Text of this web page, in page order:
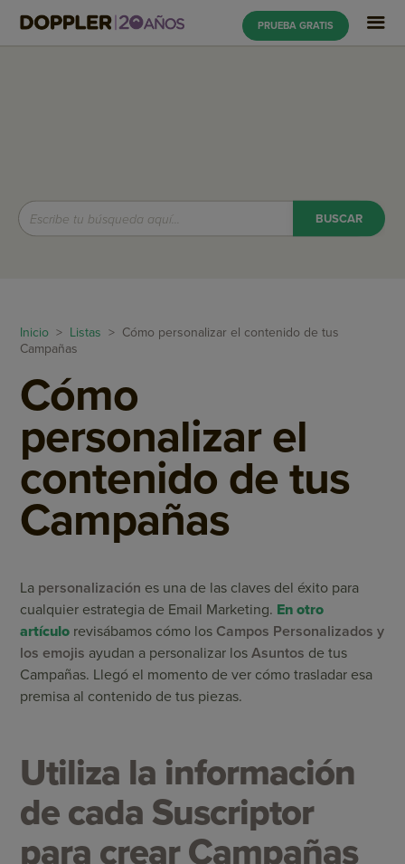
PRUEBA GRATIS
Inicio > Listas > Cómo personalizar el contenido de tus
Campañas
Cómo
personalizar el
contenido de tus
Campañas
La personalización es una de las claves del éxito para
cualquier estrategia de Email Marketing. En otro
artículo revisábamos cómo los Campos Personalizados y
los emojis ayudan a personalizar losAsuntos de tus
Campañas. Llegó el momento de ver cómo trasladar esa
premisa al contenido de tus piezas.
Utiliza la información
de cada Suscriptor
para crear Campañas